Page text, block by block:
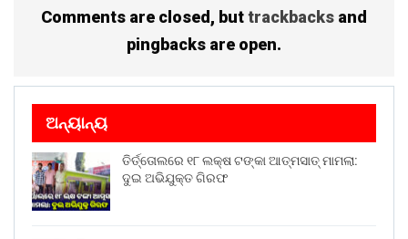
Comments are closed, buttrackbacks and
pingbacks are open.
ଅନ୍ୟାନ୍ୟ
ତିର୍ତ୍ତୋଲରେ ୧୮ ଲକ୍ଷ ଟଙ୍କା ଆତ୍ମସାତ୍ ମାମଲା:
ଦୁଇ ଅଭିଯୁକ୍ତ ଗିରଫ